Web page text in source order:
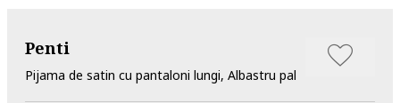
Penti
Pijama de satin cu pantaloni lungi, Albastru pal